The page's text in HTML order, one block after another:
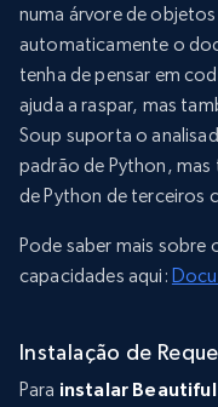
numa árvore de
automaticamente o
tenha de pensar em
ajuda a raspar, mas
Soup suporta o
padrão de Python,
de Python de terceiros
Pode saber mais
capacidades aqui:
Instalação de
Para instalar Beautiful